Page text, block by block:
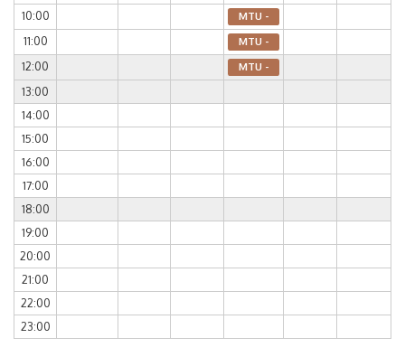
10:00 MTU -
11:00 MTU -
12:00 MTU -
13:00
14:00
15:00
16:00
17:00
18:00
19:00
20:00
21:00
22:00
23:00